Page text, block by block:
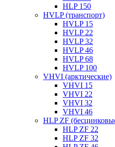
HLP 150
HVLP (транспорт)
HVLP 15
HVLP 22
HVLP 32
HVLP 46
HVLP 68
HVLP 100
VHVI (арктические)
VHVI 15
VHVI 22
VHVI 32
VHVI 46
HLP ZF
HLP ZF 22
HLP ZF 32